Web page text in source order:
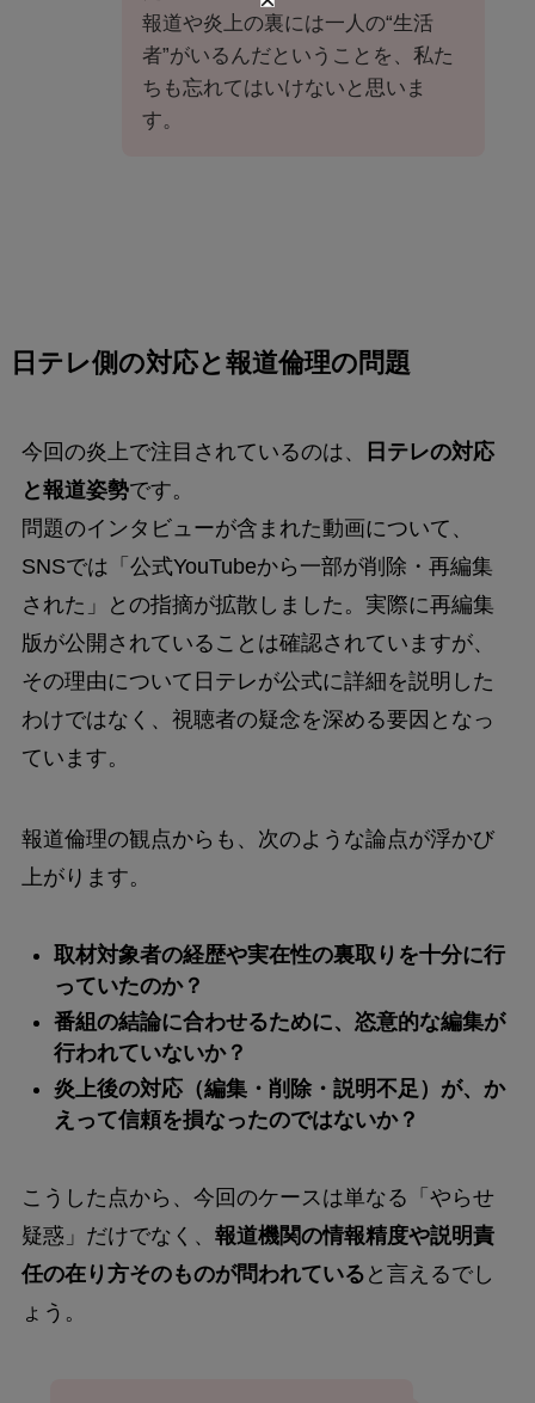
報道や炎上の裏には一人の“生活
者”がいるんだということを、私た
ちも忘れてはいけないと思いま
す。
日テレ側の対応と報道倫理の問題
今回の炎上で注目されているのは、
日テレの対応
と報道姿勢です。
問題のインタビューが含まれた動画について、
SNSでは「公式YouTubeから一部が削除・再編集
された」との指摘が拡散しました。実際に再編集
版が公開されていることは確認されていますが、
その理由について日テレが公式に詳細を説明した
わけではなく、視聴者の疑念を深める要因となっ
ています。
報道倫理の観点からも、次のような論点が浮かび
上がります。
取材対象者の経歴や実在性の裏取りを十分に行
っていたのか？
番組の結論に合わせるために、恣意的な編集が
行われていないか？
炎上後の対応（編集・削除・説明不足）が、か
えって信頼を損なったのではないか？
こうした点から、今回のケースは単なる「やらせ
疑惑」だけでなく、 報道機関の情報精度や説明責
任の在り方そのものが問われている と言えるでし
ょう。